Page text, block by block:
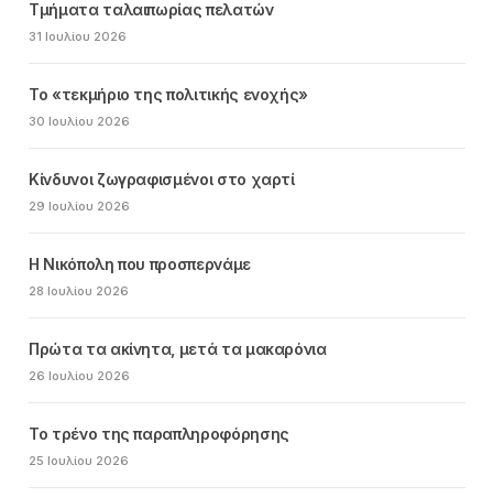
Τμήματα ταλαιπωρίας πελατών
31 Ιουλίου 2026
Το «τεκμήριο της πολιτικής ενοχής»
30 Ιουλίου 2026
Κίνδυνοι ζωγραφισμένοι στο χαρτί
29 Ιουλίου 2026
Η Νικόπολη που προσπερνάμε
28 Ιουλίου 2026
Πρώτα τα ακίνητα, μετά τα μακαρόνια
26 Ιουλίου 2026
Το τρένο της παραπληροφόρησης
25 Ιουλίου 2026